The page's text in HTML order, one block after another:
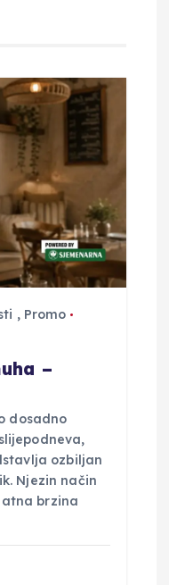
, Promo
–
dosadno
ozbiljan
Njezin način
brzina